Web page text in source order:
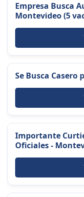
Empresa Busca
Montevideo (5
Se Busca Casero
Importante
Oficiales -